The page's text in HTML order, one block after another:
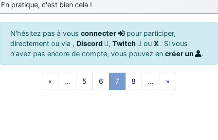
En pratique, c'est bien cela !
N'hésitez pas à vous connecter
pour participer,
directement ou via , Discord , Twitch ou X . Si vous
n'avez pas encore de compte, vous pouvez en créer un .
« … 5 6 7 8 … »